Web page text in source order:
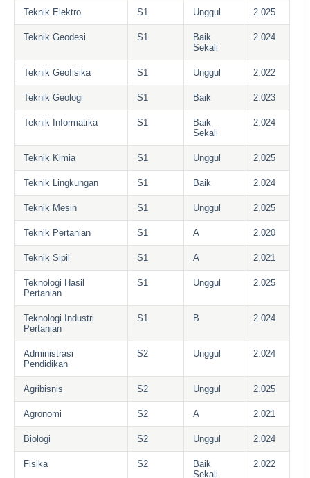
Teknik Elektro S1 Unggul 2.025
Teknik Geodesi S1
Baik
Sekali
2.024
Teknik Geofisika S1 Unggul 2.022
Teknik Geologi S1 Baik 2.023
Teknik Informatika S1
Baik
Sekali
2.024
Teknik Kimia S1 Unggul 2.025
Teknik Lingkungan S1 Baik 2.024
Teknik Mesin S1 Unggul 2.025
Teknik Pertanian S1 A 2.020
Teknik Sipil S1 A 2.021
Teknologi Hasil
Pertanian
S1 Unggul 2.025
Teknologi Industri
Pertanian
S1 B 2.024
Administrasi
Pendidikan
S2 Unggul 2.024
Agribisnis S2 Unggul 2.025
Agronomi S2 A 2.021
Biologi S2 Unggul 2.024
Fisika S2
Baik
Sekali
2.022